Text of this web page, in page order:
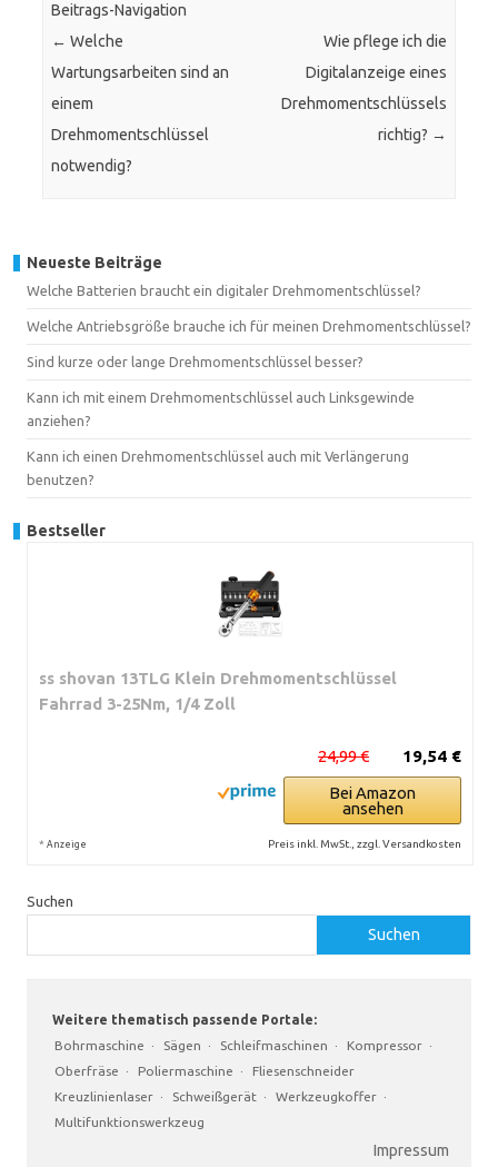
Beitrags-Navigation
← Welche
Wartungsarbeiten sind an
einem
Drehmomentschlüssel
notwendig?
Wie pflege ich die
Digitalanzeige eines
Drehmomentschlüssels
richtig? →
Neueste Beiträge
Welche Batterien braucht ein digitaler Drehmomentschlüssel?
Welche Antriebsgröße brauche ich für meinen Drehmomentschlüssel?
Sind kurze oder lange Drehmomentschlüssel besser?
Kann ich mit einem Drehmomentschlüssel auch Linksgewinde
anziehen?
Kann ich einen Drehmomentschlüssel auch mit Verlängerung
benutzen?
Bestseller
ss shovan 13TLG Klein Drehmomentschlüssel
Fahrrad 3-25Nm, 1/4 Zoll
19,54 €
24,99 €
Bei Amazon
ansehen
* Anzeige Preis inkl. MwSt., zzgl. Versandkosten
Suchen
Suchen
Weitere thematisch passende Portale:
Bohrmaschine · Sägen · Schleifmaschinen · Kompressor ·
Oberfräse · Poliermaschine ·
Fliesenschneider
Kreuzlinienlaser · Schweißgerät · Werkzeugkoffer ·
Multifunktionswerkzeug
Impressum